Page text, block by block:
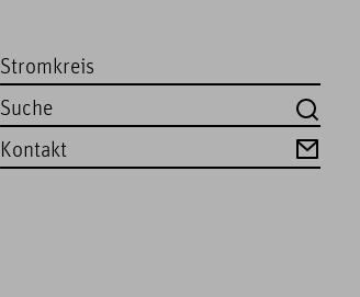
Stromkreis
Kontakt